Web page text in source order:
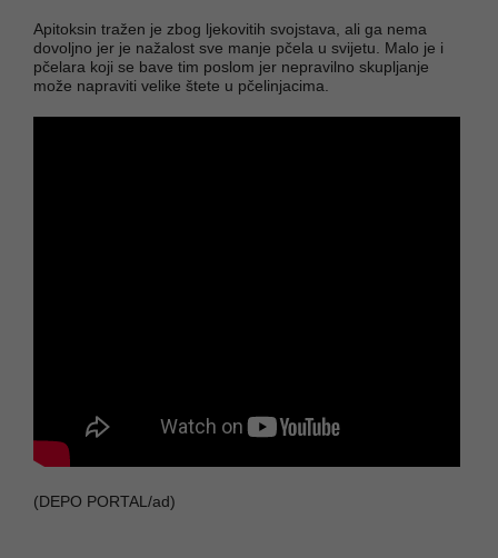
Apitoksin tražen je zbog ljekovitih svojstava, ali ga nema
dovoljno jer je nažalost sve manje pčela u svijetu. Malo je i
pčelara koji se bave tim poslom jer nepravilno skupljanje
može napraviti velike štete u pčelinjacima.
(DEPO PORTAL/ad)